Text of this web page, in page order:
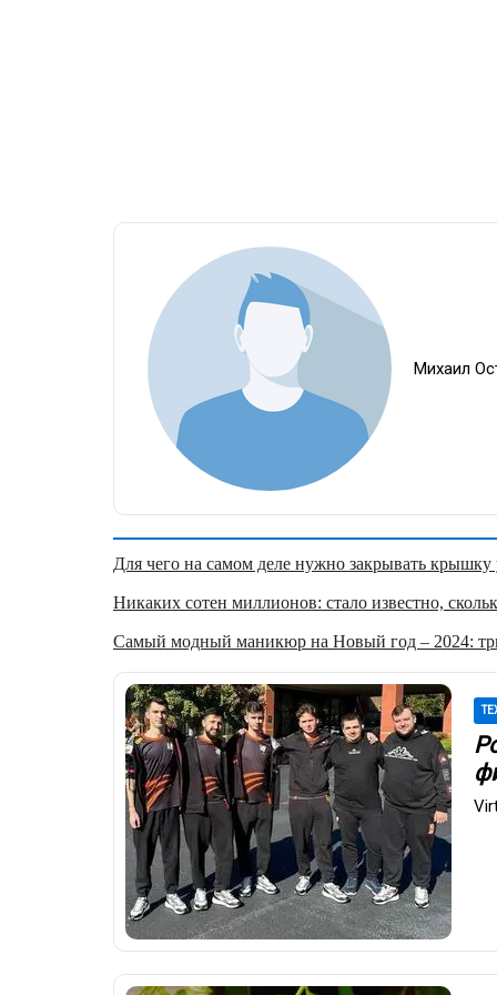
Михаил
Для чего на самом деле нужно закрывать крышку
Никаких сотен миллионов: стало известно,
Самый модный маникюр на Новый год – 2024: три